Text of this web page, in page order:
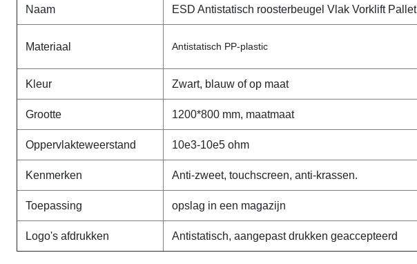
Naam ESD Antistatisch roosterbeugel Vlak Vorklift Pallet
Materiaal Antistatisch PP-plastic
Kleur Zwart, blauw of op maat
Grootte 1200*800 mm, maatmaat
Oppervlakteweerstand 10e3-10e5 ohm
Kenmerken Anti-zweet, touchscreen, anti-krassen.
Toepassing opslag in een magazijn
Logo's afdrukken Antistatisch, aangepast drukken geaccepteerd